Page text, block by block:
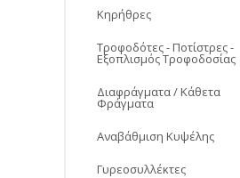
Κηρήθρες
Τροφοδότες - Ποτίστρες -
Εξοπλισμός Τροφοδοσίας
Διαφράγματα / Κάθετα
Φράγματα
Αναβάθμιση Κυψέλης
Γυρεοσυλλέκτες